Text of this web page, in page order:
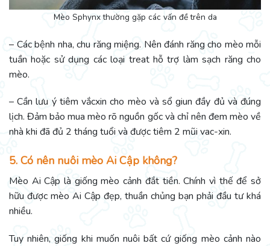
Mèo Sphynx thường gặp các vấn đề trên da
– Các bệnh nha, chu răng miệng. Nên đánh răng cho mèo mỗi
tuần hoặc sử dụng các loại treat hỗ trợ làm sạch răng cho
mèo.
– Cần lưu ý tiêm vắcxin cho mèo và sổ giun đầy đủ và đúng
lịch. Đảm bảo mua mèo rõ nguồn gốc và chỉ nên đem mèo về
nhà khi đã đủ 2 tháng tuổi và được tiêm 2 mũi vac-xin.
5. Có nên nuôi mèo Ai Cập không?
Mèo Ai Cập là giống mèo cảnh đắt tiền. Chính vì thế để sở
hữu được mèo Ai Cập đẹp, thuần chủng bạn phải đầu tư khá
nhiều.
Tuy nhiên, giống khi muốn nuôi bất cứ giống mèo cảnh nào